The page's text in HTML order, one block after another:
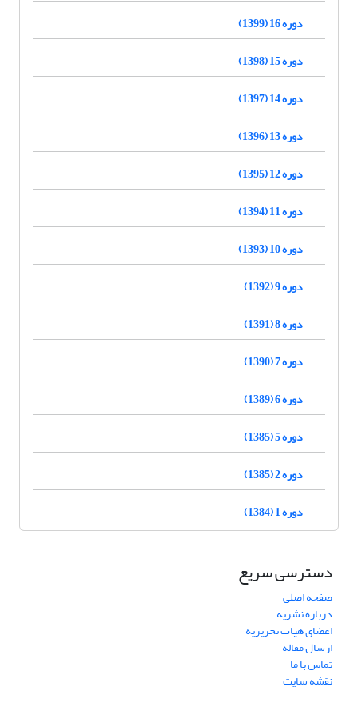
دوره 16 (1399)
دوره 15 (1398)
دوره 14 (1397)
دوره 13 (1396)
دوره 12 (1395)
دوره 11 (1394)
دوره 10 (1393)
دوره 9 (1392)
دوره 8 (1391)
دوره 7 (1390)
دوره 6 (1389)
دوره 5 (1385)
دوره 2 (1385)
دوره 1 (1384)
دسترسی سریع
صفحه اصلی
درباره نشریه
اعضای هیات تحریریه
ارسال مقاله
تماس با ما
نقشه سایت